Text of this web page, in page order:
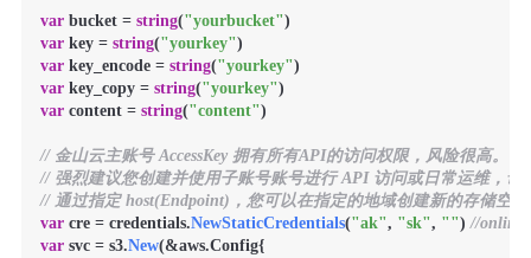
var bucket = string("yourbucket"
var key = string("yourkey"
var key_encode = string("yourkey"
var key_copy = string("yourkey"
var content = string("content")
// 金山云主账号 AccessKey 拥有所有API的访问权限，风险很高。
// 强烈建议您创建并使用子账号账号进行 API 访问或日常运维，请
// 通过指定 host(Endpoint)，您可以在指定的地域创建新的存储空
var cre = credentials.NewStaticCredentials("ak", "sk", "") //online
var svc = s3.New(&aws.Config{